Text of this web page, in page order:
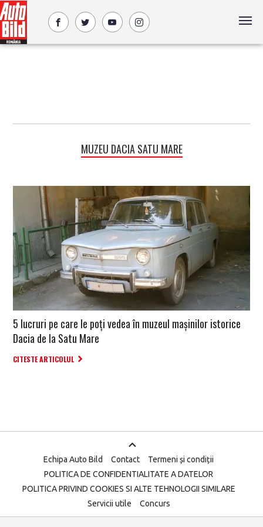
MUZEU DACIA SATU MARE
5 lucruri pe care le poți vedea în muzeul mașinilor istorice
Dacia de la Satu Mare
CITESTE ARTICOLUL
Echipa Auto Bild Contact
Termeni și condiții
POLITICA DE CONFIDENTIALITATE A DATELOR
POLITICA PRIVIND COOKIES SI ALTE TEHNOLOGII SIMILARE
Servicii utile
Concurs